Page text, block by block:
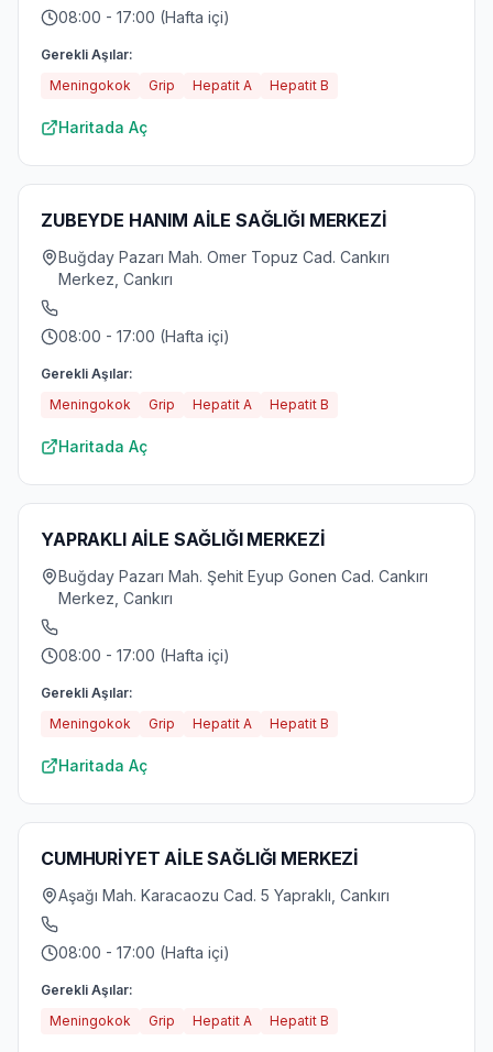
08:00 - 17:00 (Hafta içi)
Gerekli Aşılar:
Meningokok
Grip Hepatit A Hepatit B
Haritada Aç
ZUBEYDE HANIM AİLE SAĞLIĞI MERKEZİ
Buğday Pazarı Mah. Omer Topuz Cad. Cankırı
Merkez, Cankırı
08:00 - 17:00 (Hafta içi)
Gerekli Aşılar:
Meningokok
Grip Hepatit A Hepatit B
Haritada Aç
YAPRAKLI AİLE SAĞLIĞI MERKEZİ
Buğday Pazarı Mah. Şehit Eyup Gonen Cad. Cankırı
Merkez, Cankırı
08:00 - 17:00 (Hafta içi)
Gerekli Aşılar:
Meningokok
Grip Hepatit A Hepatit B
Haritada Aç
CUMHURİYET AİLE SAĞLIĞI MERKEZİ
Aşağı Mah. Karacaozu Cad. 5 Yapraklı, Cankırı
08:00 - 17:00 (Hafta içi)
Gerekli Aşılar:
Meningokok
Grip Hepatit A Hepatit B